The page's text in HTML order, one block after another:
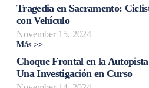
Tragedia en Sacramento:
con Vehículo
November 15, 2024
Más >>
Choque Frontal en la
Una Investigación en Curso